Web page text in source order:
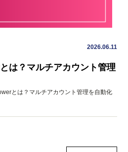
2026.06.11
は？マルチアカウント管理
とは？マルチアカウント管理を自動化